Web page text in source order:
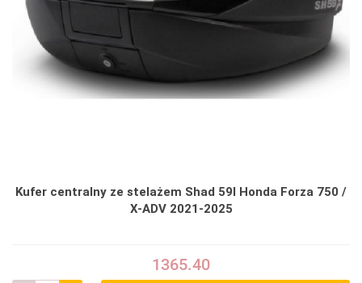
Kufer centralny ze stelażem Shad 59l Honda Forza 750 /
X-ADV 2021-2025
1365.40